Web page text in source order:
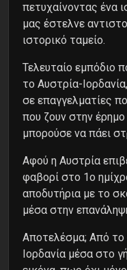
πετυχαίνοντας ένα
μας έστελνε
ιστορικό ταμείο.
Τελευταίο εμπόδιο
το Αυστρία-
σε επαγγελματίες
που ζουν στην
μπορούσε να πάει
Αφού η Αυστρία
φαβορί στο 1ο
αποδυτήρια με το
μέσα στην
Αποτελέσμα; Από το
Ιορδανία μέσα στο